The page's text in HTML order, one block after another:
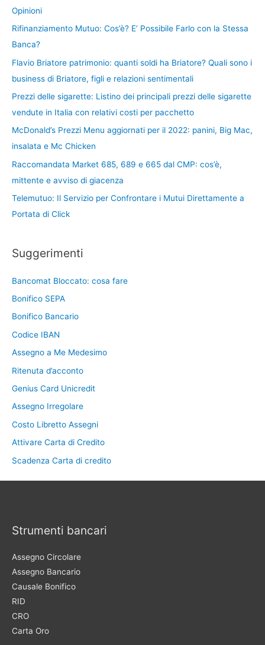
Opinioni
Rifinanziamento Mutuo: Cos’è? E’ Possibile Farlo con la Stessa
Banca?
Flavio Briatore patrimonio: quanti soldi ha Briatore? Quali sono i
business di Briatore, figli e relazioni sentimentali
Prezzi delle sigarette: Listino dei principali prezzi delle sigarette
vendute in Italia con relativi costi per pacchetto
McDonald’s Prezzi Menu aggiornati per il 2022: panini, Big Mac,
insalata e Mc Chicken
Raccomandata Market 685, 689 e 665 dal CMP: cos’è,
mittente e avviso di giacenza
Telemutuo: Il Servizio per Confrontare i Mutui Direttamente a
Portata di Click
Suggerimenti
Bancomat Bloccato: cosa fare
Bonifico SEPA
Bonifico Bancario
Codice IBAN
Assegno a Me Medesimo
Ritenuta d’acconto
Genius Card Unicredit
Assegno Irregolare
Costo Libretto Assegni
Attivare Carta di Credito
Scadenza Carta di credito
Strumenti bancari
Assegno Circolare
Assegno Bancario
Causale Bonifico
RID
CRO
Carta Oro